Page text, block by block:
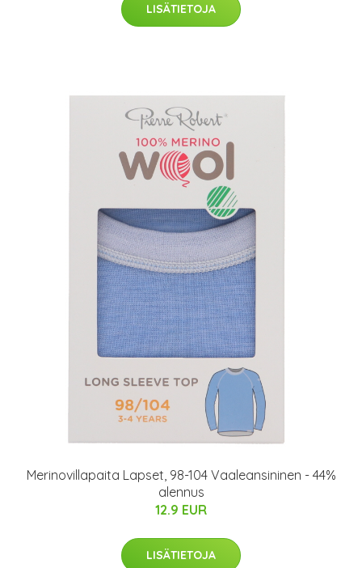
LISÄTIETOJA
Merinovillapaita Lapset, 98-104 Vaaleansininen - 44%
alennus
12.9 EUR
LISÄTIETOJA